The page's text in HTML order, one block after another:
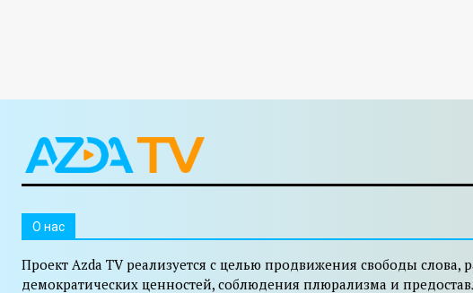
O нас
Проект Azda TV реализуется с целью продвижения свободы слова,
демократических ценностей, соблюдения плюрализма и